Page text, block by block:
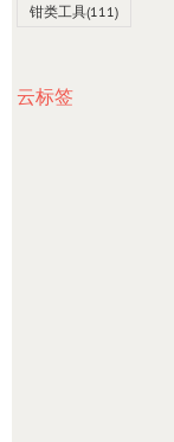
钳类工具(111)
云标签